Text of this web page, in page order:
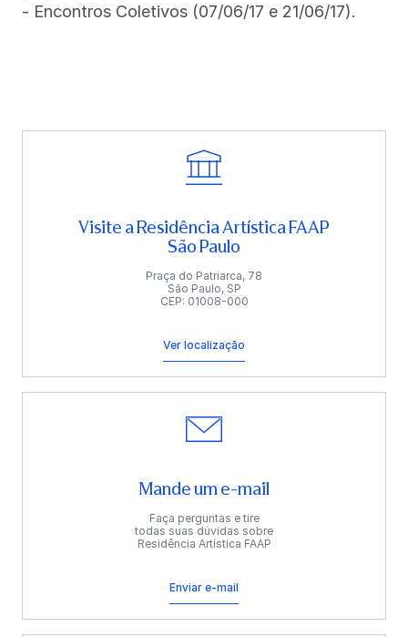
- Encontros Coletivos (07/06/17 e 21/06/17).
Visite a Residência Artística FAAP
São Paulo
Praça do Patriarca, 78
São Paulo, SP
CEP: 01008-000
Ver localização
Mande um e-mail
Faça perguntas e tire
todas suas dúvidas sobre
Residência Artística FAAP
Enviar e-mail